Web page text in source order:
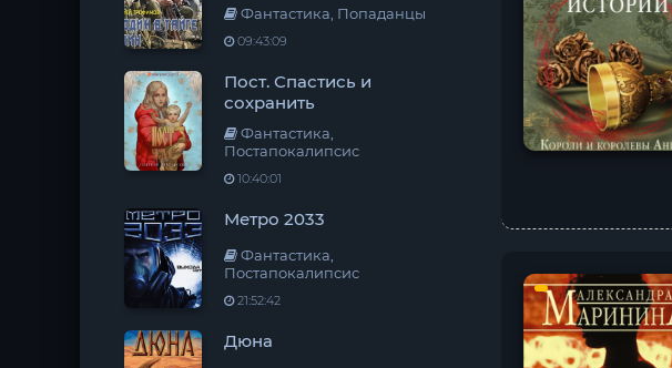
Фантастика, Попаданцы
09:43:09
Пост. Спастись и
сохранить
Фантастика,
Постапокалипсис
10:40:01
Метро 2033
Фантастика,
Постапокалипсис
21:52:42
Дюна